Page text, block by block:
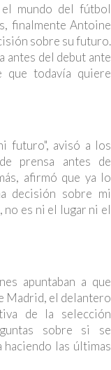
mundo del fútbol
finalmente Antoine
sobre su futuro.
antes del debut ante
que todavía quiere
futuro", avisó a los
prensa antes de
afirmó que ya lo
decisión sobre mi
es ni el lugar ni el
apuntaban a que
Madrid, el delantero
de la selección
sobre si se
haciendo las últimas